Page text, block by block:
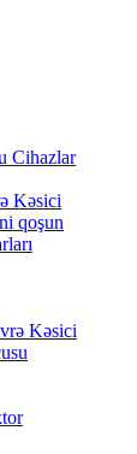
Cihazlar
Kəsici
qoşun
Kəsici